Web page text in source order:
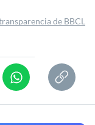
de BBCL